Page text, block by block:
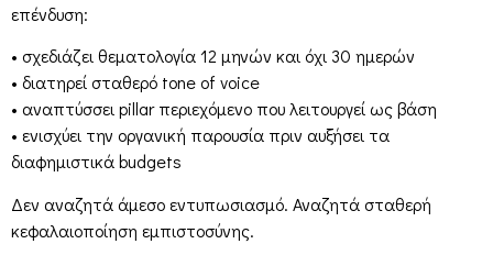
επένδυση:
• σχεδιάζει θεματολογία 12 μηνών και όχι 30 ημερών
• διατηρεί σταθερό tone of voice
• αναπτύσσει pillar περιεχόμενο που λειτουργεί ως βάση
• ενισχύει την οργανική παρουσία πριν αυξήσει τα
διαφημιστικά budgets
Δεν αναζητά άμεσο εντυπωσιασμό. Αναζητά σταθερή
κεφαλαιοποίηση εμπιστοσύνης.